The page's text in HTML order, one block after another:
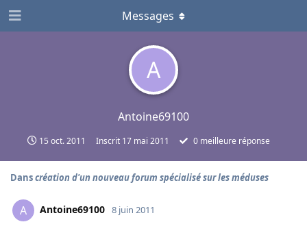
A
Antoine69100
15 oct. 2011 Inscrit 17 mai 2011 0meilleure réponse
Messages
Danscréation d'un nouveau forum spécialisé sur les méduses
A Antoine69100 8 juin 2011